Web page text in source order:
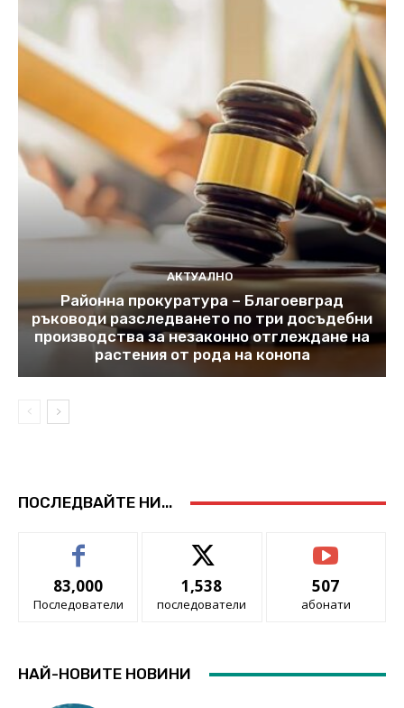
АКТУАЛНО
Районна прокуратура – Благоевград
ръководи разследването по три досъдебни
производства за незаконно отглеждане на
растения от рода на конопа
ПОСЛЕДВАЙТЕ НИ...
83,000
Последователи
1,538
последователи
507
абонати
НАЙ-НОВИТЕ НОВИНИ